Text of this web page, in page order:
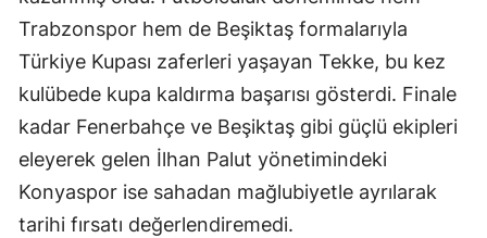
Trabzonspor hem de Beşiktaş formalarıyla
Türkiye Kupası zaferleri yaşayan Tekke, bu kez
kulübede kupa kaldırma başarısı gösterdi. Finale
kadar Fenerbahçe ve Beşiktaş gibi güçlü ekipleri
eleyerek gelen İlhan Palut yönetimindeki
Konyaspor ise sahadan mağlubiyetle ayrılarak
tarihi fırsatı değerlendiremedi.